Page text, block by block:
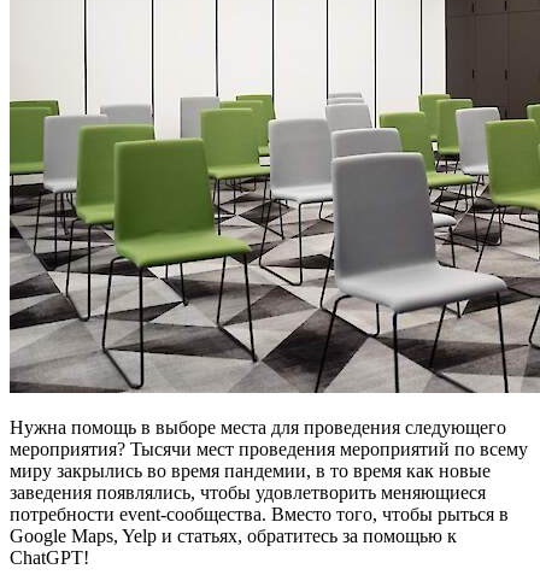
Нужна помощь в выборе места для проведения следующего
мероприятия? Тысячи мест проведения мероприятий по всему
миру закрылись во время пандемии, в то время как новые
заведения появлялись, чтобы удовлетворить меняющиеся
потребности event-сообщества. Вместо того, чтобы рыться в
Google Maps, Yelp и статьях, обратитесь за помощью к
ChatGPT!